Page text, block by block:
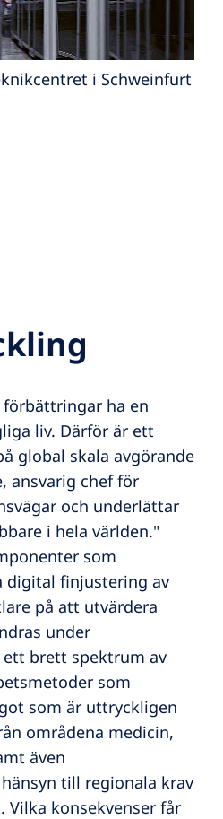
i Schweinfurt
ha en
liv. Därför är ett
global skala avgörande
ansvarig chef för
och underlättar
i hela världen."
som
digital finjustering av
på att utvärdera
under
brett spektrum av
som
som är uttryckligen
områdena medicin,
även
till regionala krav
konsekvenser får